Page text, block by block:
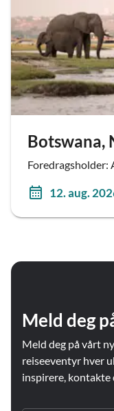
Botswana,
Foredragsholder:
12. aug.
Meld deg
Meld deg på vårt
reiseeventyr hver
inspirere, kontakte